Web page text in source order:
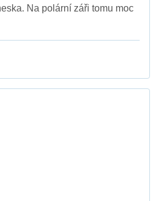
Na polární záři tomu moc